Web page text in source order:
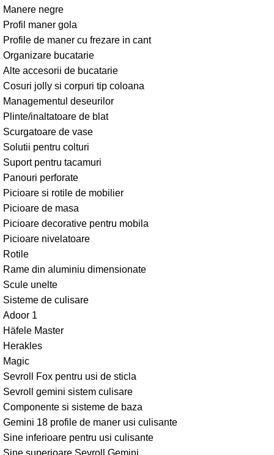
Manere negre
Profil maner gola
Profile de maner cu frezare in cant
Organizare bucatarie
Alte accesorii de bucatarie
Cosuri jolly si corpuri tip coloana
Managementul deseurilor
Plinte/inaltatoare de blat
Scurgatoare de vase
Solutii pentru colturi
Suport pentru tacamuri
Panouri perforate
Picioare si rotile de mobilier
Picioare de masa
Picioare decorative pentru mobila
Picioare nivelatoare
Rotile
Rame din aluminiu dimensionate
Scule unelte
Sisteme de culisare
Adoor 1
Häfele Master
Herakles
Magic
Sevroll Fox pentru usi de sticla
Sevroll gemini sistem culisare
Componente si sisteme de baza
Gemini 18 profile de maner usi culisante
Sine inferioare pentru usi culisante
Sine superioare Sevroll Gemini